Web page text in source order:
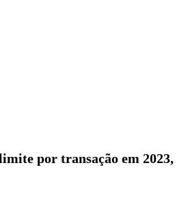
por transação em 2023,